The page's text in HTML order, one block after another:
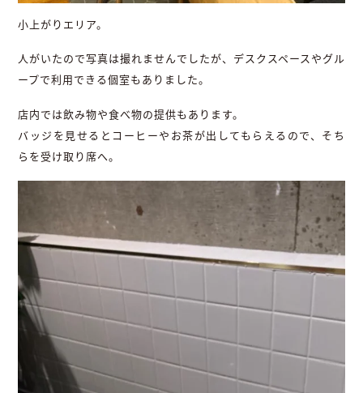
小上がりエリア。
人がいたので写真は撮れませんでしたが、デスクスペースやグル
ープで利用できる個室もありました。
店内では飲み物や食べ物の提供もあります。
バッジを見せるとコーヒーやお茶が出してもらえるので、そち
らを受け取り席へ。